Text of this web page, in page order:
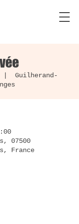
Guilherand-
07500
France